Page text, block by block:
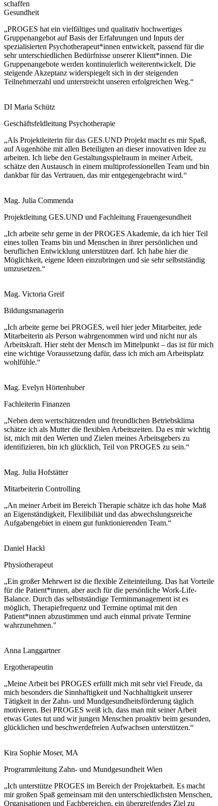
schaffen
Gesundheit
„PROGES hat ein vielfältiges und qualitativ hochwertiges
Gruppenangebot auf Basis der Erfahrungen und Inputs der
spezialisierten Psychotherapeut*innen entwickelt, passend für die
sehr unterschiedlichen Bedürfnisse unserer Klient*innen. Die
Gruppenangebote werden kontinuierlich weiterentwickelt. Die
steigende Akzeptanz widerspiegelt sich in der steigenden
Teilnehmerzahl und unterstreicht unseren erfolgreichen Weg.“
DI Maria Schütz
Geschäftsfeldleitung Psychotherapie
„Als Projektleiterin für das GES.UND Projekt macht es mir Spaß,
auf Augenhöhe mit allen Beteiligten an dieser innovativen Idee zu
arbeiten. Ich liebe den Gestaltungsspielraum in meiner Arbeit,
schätze den Austausch in einem multiprofessionellen Team und bin
dankbar für das Vertrauen, das mir entgegengebracht wird.“
Mag. Julia Commenda
Projektleitung GES.UND und Fachleitung Frauengesundheit
„Ich arbeite sehr gerne in der PROGES Akademie, da ich hier Teil
eines tollen Teams bin und Menschen in ihrer persönlichen und
beruflichen Entwicklung unterstützen darf. Ich habe hier die
Möglichkeit, eigene Ideen einzubringen und sie sehr selbstständig
umzusetzen.“
Mag. Victoria Greif
Bildungsmanagerin
„Ich arbeite gerne bei PROGES, weil hier jeder Mitarbeiter, jede
Mitarbeiterin als Person wahrgenommen wird und nicht nur als
Arbeitskraft. Hier steht der Mensch im Mittelpunkt – das ist für mich
eine wichtige Voraussetzung dafür, dass ich mich am Arbeitsplatz
wohlfühle.“
Mag. Evelyn Hörtenhuber
Fachleiterin Finanzen
„Neben dem wertschätzenden und freundlichen Betriebsklima
schätze ich als Mutter die flexiblen Arbeitszeiten. Da es mir wichtig
ist, mich mit den Werten und Zielen meines Arbeitsgebers zu
identifizieren, bin ich glücklich, Teil von PROGES zu sein.“
Mag. Julia Hofstätter
Mitarbeiterin Controlling
„An meiner Arbeit im Bereich Therapie schätze ich das hohe Maß
an Eigenständigkeit, Flexilibiliät und das abwechslungsreiche
Aufgabengebiet in einem gut funktionierenden Team.“
Daniel Hackl
Physiotherapeut
„Ein großer Mehrwert ist die flexible Zeiteinteilung. Das hat Vorteile
für die Patient*innen, aber auch für die persönliche Work-Life-
Balance. Durch das selbstständige Terminmanagement ist es
möglich, Therapiefrequenz und Termine optimal mit den
Patient*innen abzustimmen und auch einmal private Termine
wahrzunehmen."
Anna Langgartner
Ergotherapeutin
„Meine Arbeit bei PROGES erfüllt mich mit sehr viel Freude, da
mich besonders die Sinnhaftigkeit und Nachhaltigkeit unserer
Tätigkeit in der Zahn- und Mundgesundheitsförderung täglich
motivieren. Bei PROGES weiß ich, dass man mit seiner Arbeit
etwas Gutes tut und wir jungen Menschen proaktiv beim gesunden,
glücklichen und beschwerdefreien Aufwachsen unterstützen.“
Kira Sophie Moser, MA
Programmleitung Zahn- und Mundgesundheit Wien
„Ich unterstütze PROGES im Bereich der Projektarbeit. Es macht
mir großen Spaß gemeinsam mit den unterschiedlichsten Menschen,
Organisationen und Fachbereichen, ein übergreifendes Ziel zu